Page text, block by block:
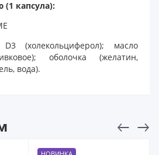
(1 капсула):
(холекольциферол); масло
оболочка (желатин,
вода).
НОВИНКА